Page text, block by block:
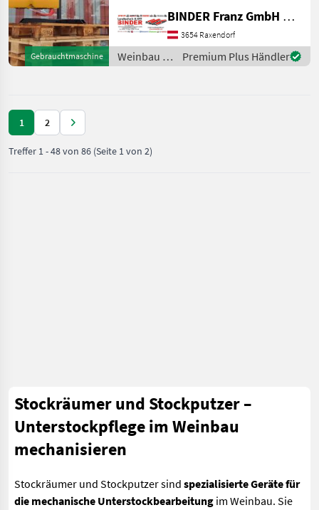
Gebrauchtmaschine
ihrer Böden, DIE ideale
Form zum mähen um die
Stämme herum .
Beschreibung : Mähkopf mit
BINDER Franz GmbH & CoKG
3654 Raxendorf
Weinbau /
Sonstige
Premium Plus Händler
1 2
Treffer 1-48von 86 (Seite 1 von 2)
Stockräumer und Stockputzer –
Unterstockpflege im Weinbau
mechanisieren
Stockräumer und Stockputzer sind spezialisierte Geräte für
die mechanische Unterstockbearbeitung im Weinbau. Sie